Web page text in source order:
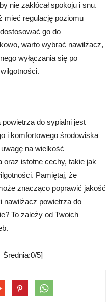
nie zakłócał spokoju i snu.
mieć regulację poziomu
go do
warto wybrać nawilżacz,
wyłączania się po
do sypialni jest
i komfortowego środowiska
na wielkość
oraz istotne cechy, takie jak
Pamiętaj, że
znacząco poprawić jakość
nawilżacz powietrza do
To zależy od Twoich
5]